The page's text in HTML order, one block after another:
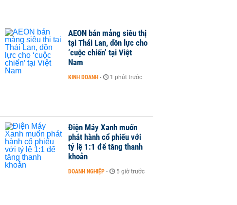
AEON bán mảng siêu thị
tại Thái Lan, dồn lực cho
‘cuộc chiến’ tại Việt
Nam
KINH DOANH - 1 phút trước
Điện Máy Xanh muốn
phát hành cổ phiếu với
tỷ lệ 1:1 để tăng thanh
khoản
DOANH NGHIỆP - 5 giờ trước